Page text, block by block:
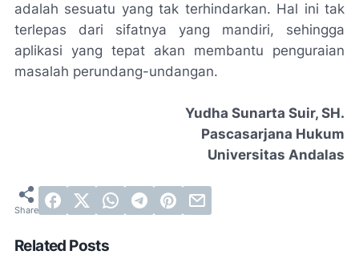
adalah sesuatu yang tak terhindarkan. Hal ini tak
terlepas dari sifatnya yang mandiri, sehingga
aplikasi yang tepat akan membantu penguraian
masalah perundang-undangan.
Yudha Sunarta Suir, SH.
Pascasarjana Hukum
Universitas Andalas
Related Posts